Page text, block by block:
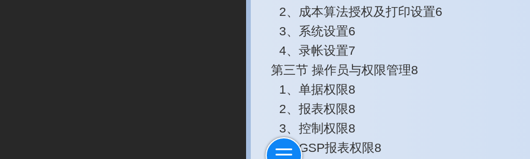
2、成本算法授权及打印设置6
3、系统设置6
4、录帐设置7
第三节 操作员与权限管理8
1、单据权限8
2、报表权限8
3、控制权限8
4、GSP报表权限8